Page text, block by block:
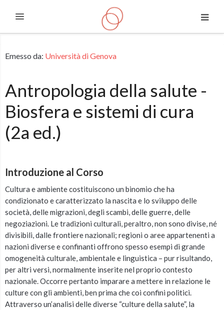
Espandi
Emesso da: Università di Genova
Antropologia della salute -
Biosfera e sistemi di cura
(2a ed.)
Introduzione al Corso
Cultura e ambiente costituiscono un binomio che ha
condizionato e caratterizzato la nascita e lo sviluppo delle
società, delle migrazioni, degli scambi, delle guerre, delle
negoziazioni. Le tradizioni culturali, peraltro, non sono divise, né
divisibili, dalle frontiere nazionali; regioni o aree appartenenti a
nazioni diverse e confinanti offrono spesso esempi di grande
omogeneità culturale, ambientale e linguistica – pur risultando,
per altri versi, normalmente inserite nel proprio contesto
nazionale. Occorre pertanto imparare a mettere in relazione le
culture con gli ambienti, ben prima che coi confini politici.
Attraverso un’analisi delle diverse “culture della salute”, la